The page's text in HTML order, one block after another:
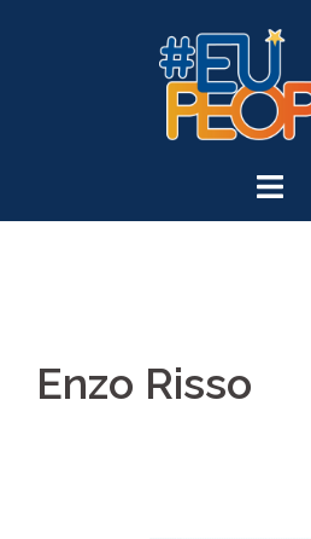
Enzo Risso